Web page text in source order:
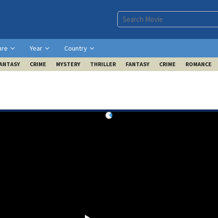
Year Country
CRIME MYSTERY THRILLER FANTASY CRIME ROMANCE